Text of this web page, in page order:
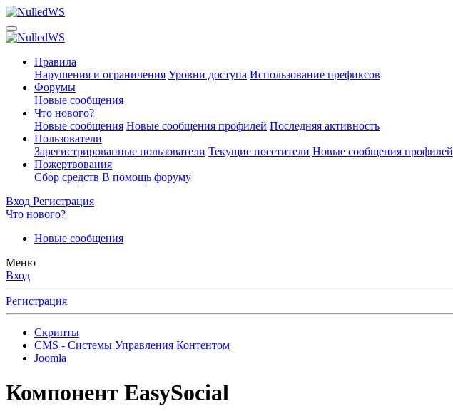
Правила
Нарушения и ограничения Уровни доступа Использование префиксов
Форумы
Новые сообщения
Что нового?
Новые сообщения Новые сообщения профилей Последняя активность
Пользователи
Зарегистрированные пользователи Текущие посетители Новые сообщения профилей
Пожертвования
Сбор средств В помощь форуму
Вход Регистрация
Что нового?
Новые сообщения
Меню
Вход
Регистрация
Скрипты
CMS - Системы Управления Контентом
Joomla
Компонент EasySocial